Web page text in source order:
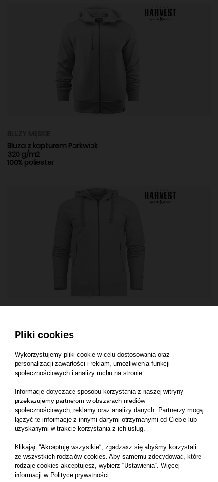
Bluza z kapturem Parkwick
320 g/m2
100% poliester
Bluza na zamek męska Duke
280 g/m²
Pliki cookies
Wykorzystujemy pliki cookie w celu dostosowania oraz
personalizacji zawartości i reklam, umożliwienia funkcji
społecznościowych i analizy ruchu na stronie.
Informacje dotyczące sposobu korzystania z naszej witryny
przekazujemy partnerom w obszarach mediów
społecznościowych, reklamy oraz analizy danych. Partnerzy mogą
łączyć te informacje z innymi danymi otrzymanymi od Ciebie lub
uzyskanymi w trakcie korzystania z ich usług.
Klikając “Akceptuję wszystkie“, zgadzasz się abyśmy korzystali
ze wszystkich rodzajów cookies. Aby samemu zdecydować, które
rodzaje cookies akceptujesz, wybierz “Ustawienia“. Więcej
informacji w Polityce prywatności